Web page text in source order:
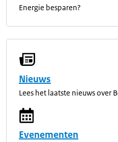
Energie besparen?
Nieuws
Lees het laatste nieuws over
Evenementen